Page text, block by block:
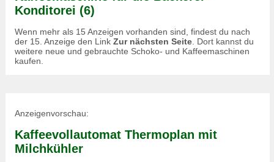
Konditorei (6)
Wenn mehr als 15 Anzeigen vorhanden sind, findest du nach
der 15. Anzeige den Link Zur nächsten Seite . Dort kannst du
weitere neue und gebrauchte Schoko- und Kaffeemaschinen
kaufen.
Anzeigenvorschau:
Kaffeevollautomat Thermoplan mit
Milchkühler